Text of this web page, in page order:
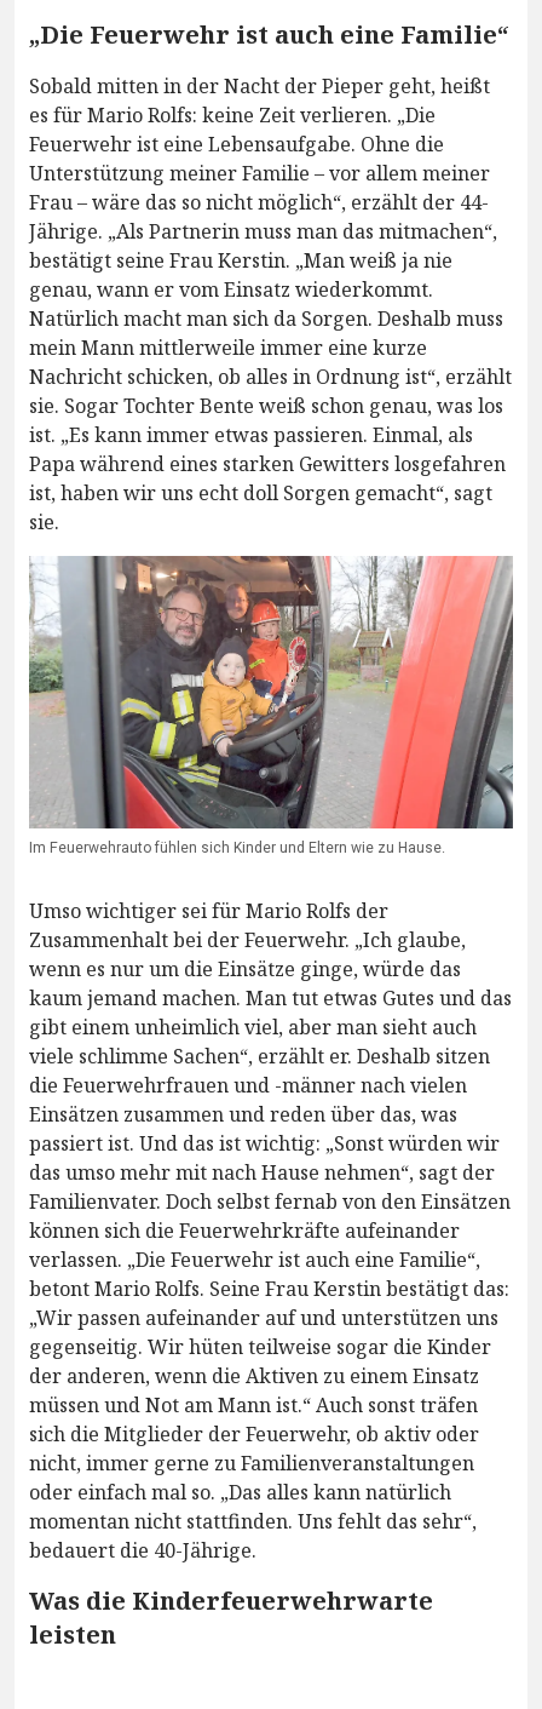
„Die Feuerwehr ist auch eine Familie“
Sobald mitten in der Nacht der Pieper geht, heißt
es für Mario Rolfs: keine Zeit verlieren. „Die
Feuerwehr ist eine Lebensaufgabe. Ohne die
Unterstützung meiner Familie – vor allem meiner
Frau – wäre das so nicht möglich“, erzählt der 44-
Jährige. „Als Partnerin muss man das mitmachen“,
bestätigt seine Frau Kerstin. „Man weiß ja nie
genau, wann er vom Einsatz wiederkommt.
Natürlich macht man sich da Sorgen. Deshalb muss
mein Mann mittlerweile immer eine kurze
Nachricht schicken, ob alles in Ordnung ist“, erzählt
sie. Sogar Tochter Bente weiß schon genau, was los
ist. „Es kann immer etwas passieren. Einmal, als
Papa während eines starken Gewitters losgefahren
ist, haben wir uns echt doll Sorgen gemacht“, sagt
sie.
Im Feuerwehrauto fühlen sich Kinder und Eltern wie zu Hause.
Umso wichtiger sei für Mario Rolfs der
Zusammenhalt bei der Feuerwehr. „Ich glaube,
wenn es nur um die Einsätze ginge, würde das
kaum jemand machen. Man tut etwas Gutes und das
gibt einem unheimlich viel, aber man sieht auch
viele schlimme Sachen“, erzählt er. Deshalb sitzen
die Feuerwehrfrauen und -männer nach vielen
Einsätzen zusammen und reden über das, was
passiert ist. Und das ist wichtig: „Sonst würden wir
das umso mehr mit nach Hause nehmen“, sagt der
Familienvater. Doch selbst fernab von den Einsätzen
können sich die Feuerwehrkräfte aufeinander
verlassen. „Die Feuerwehr ist auch eine Familie“,
betont Mario Rolfs. Seine Frau Kerstin bestätigt das:
„Wir passen aufeinander auf und unterstützen uns
gegenseitig. Wir hüten teilweise sogar die Kinder
der anderen, wenn die Aktiven zu einem Einsatz
müssen und Not am Mann ist.“ Auch sonst träfen
sich die Mitglieder der Feuerwehr, ob aktiv oder
nicht, immer gerne zu Familienveranstaltungen
oder einfach mal so. „Das alles kann natürlich
momentan nicht stattfinden. Uns fehlt das sehr“,
bedauert die 40-Jährige.
Was die Kinderfeuerwehrwarte
leisten